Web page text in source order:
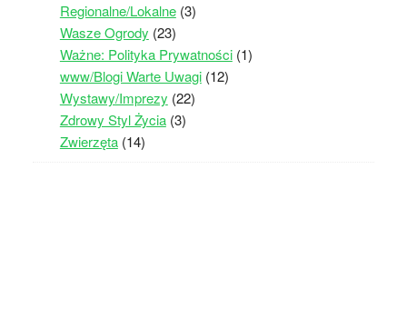
Regionalne/Lokalne(3)
Wasze Ogrody (23)
Ważne: Polityka Prywatności(1)
www/Blogi Warte Uwagi(12)
Wystawy/Imprezy (22)
Zdrowy Styl Życia(3)
Zwierzęta(14)